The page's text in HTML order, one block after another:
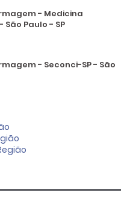
- Medicina
São Paulo - SP
- Seconci-SP - São